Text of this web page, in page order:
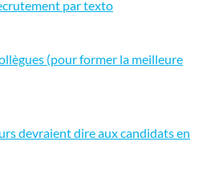
par texto
(pour former la meilleure
devraient dire aux candidats en